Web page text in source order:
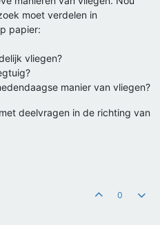
moet verdelen in
papier:
vliegen?
manier van vliegen?
deelvragen in de richting van
0